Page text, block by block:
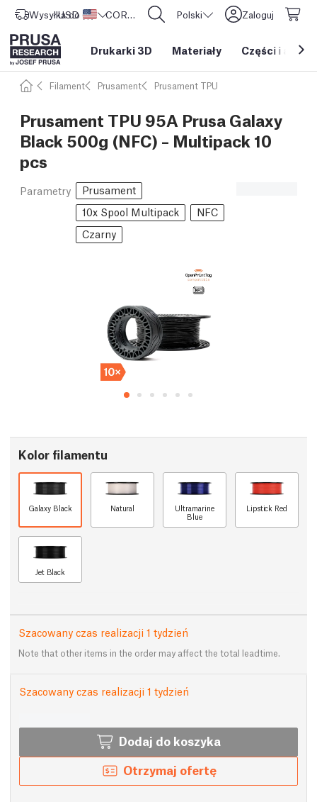
Wysyłka do Stany Zjednoczone
USD ($) CORE One L: Już w sprzedaży! Polski Zaloguj
Drukarki 3D Materiały Części i
Filament Prusament Prusament TPU
Prusament TPU 95A Prusa Galaxy
Black 500g (NFC) – Multipack 10
pcs
Parametry
Prusament
10x Spool Multipack
NFC
Czarny
Kolor filamentu
Galaxy Black Natural
Ultramarine
Blue
Lipstick Red
Jet Black
Szacowany czas realizacji 1 tydzień
Note that other items in the order may affect the total leadtime.
Szacowany czas realizacji 1 tydzień
Dodaj do koszyka
Otrzymaj ofertę